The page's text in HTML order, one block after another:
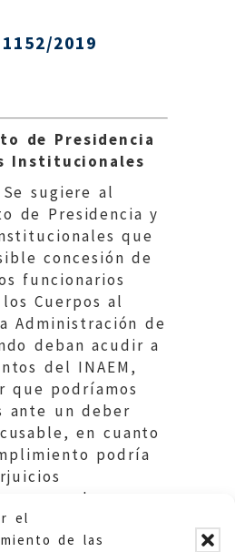
el
de las
2019
de Presidencia
Institucionales
sugiere al
de Presidencia y
que
concesión de
funcionarios
Cuerpos al
Administración de
deban acudir a
del INAEM,
que podríamos
ante un deber
en cuanto
podría
para el